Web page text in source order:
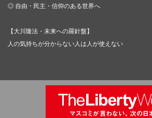
◎ 自由・民主・信仰のある世界へ
【大川隆法・未来への羅針盤】
人の気持ちが分からない人は人が使えない